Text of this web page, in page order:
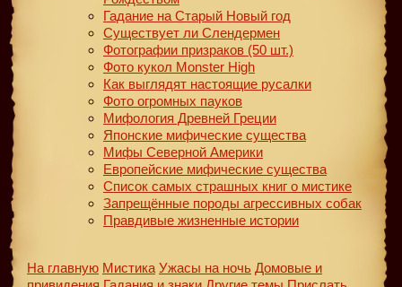
Гадание на Старый Новый год
Существует ли Слендермен
Фотографии призраков (50 шт.)
Фото кукол Monster High
Как выглядят настоящие русалки
Фото огромных пауков
Мифология Древней Греции
Японские мифические существа
Мифы Северной Америки
Европейские мифические существа
Список самых страшных книг о мистике
Запрещённые породы агрессивных собак
Правдивые жизненные истории
На главную Мистика Ужасы на ночь Домовые и